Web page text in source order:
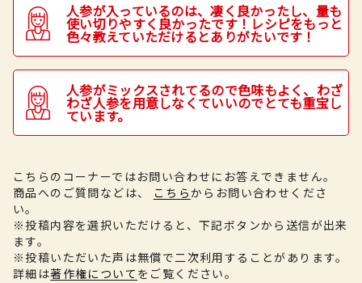
人参が入っているのは、凄く良かったし、量も
使い切りやすく良かったです！レシピをもっと
色々教えていただけるとありがたいです！
人参がミックスされてるので色味もよく、わざ
わざ人参を用意しなくていいのでとても重宝し
ています。
こちらのコーナーではお問い合わせにお答えできません。
商品へのご質問などは、
こちらからお問い合わせくださ
い。
※投稿内容を選択いただけると、下記ボタンから送信が出来
ます。
※投稿いただいた声は無償で二次利用することがあります。
詳細は著作権について をご覧ください。